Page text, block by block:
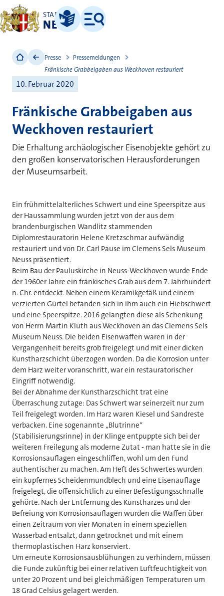
STADT
NEUSS
Leichte Sprache
Menü
Presse
Pressemeldungen
Fränkische Grabbeigaben aus Weckhoven restauriert
10. Februar 2020
Fränkische Grabbeigaben aus
Weckhoven restauriert
Die Erhaltung archäologischer Eisenobjekte gehört zu
den großen konservatorischen Herausforderungen
der Museumsarbeit.
Ein frühmittelalterliches Schwert und eine Speerspitze aus
der Haussammlung wurden jetzt von der aus dem
brandenburgischen Wandlitz stammenden
Diplomrestauratorin Helene Kretzschmar aufwändig
restauriert und von Dr. Carl Pause im Clemens Sels Museum
Neuss präsentiert.
Beim Bau der Pauluskirche in Neuss-Weckhoven wurde Ende
der 1960er Jahre ein fränkisches Grab aus dem 7. Jahrhundert
n. Chr. entdeckt. Neben einem Keramikgefäß und einem
verzierten Gürtel befanden sich in ihm auch ein Hiebschwert
und eine Speerspitze. 2016 gelangten diese als Schenkung
von Herrn Martin Kluth aus Weckhoven an das Clemens Sels
Museum Neuss. Die beiden Eisenwaffen waren in der
Vergangenheit bereits grob freigelegt und mit einer dicken
Kunstharzschicht überzogen worden. Da die Korrosion unter
dem Harz weiter voranschritt, war ein restauratorischer
Eingriff notwendig.
Bei der Abnahme der Kunstharzschicht trat eine
Überraschung zutage: Das Schwert war seinerzeit nur zum
Teil freigelegt worden. Im Harz waren Kiesel und Sandreste
verbacken. Eine sogenannte „Blutrinne“
(Stabilisierungsrinne) in der Klinge entpuppte sich bei der
weiteren Freilegung als moderne Zutat - man hatte sie in die
Korrosionsauflagen eingeschliffen, wohl um den Fund
authentischer zu machen. Am Heft des Schwertes wurden
ein kupfernes Scheidenmundblech und eine Eisenauflage
freigelegt, die offensichtlich zu einer Befestigungsschnalle
gehörte. Nach der Entfernung des Kunstharzes und der
Befreiung von Korrosionsauflagen wurden die Waffen über
einen Zeitraum von vier Monaten in einem speziellen
Wasserbad entsalzt, dann getrocknet und mit einem
thermoplastischen Harz konserviert.
Um erneute Korrosionsausblühungen zu verhindern, müssen
die Funde zukünftig bei einer relativen Luftfeuchtigkeit von
unter 20 Prozent und bei gleichmäßigen Temperaturen um
18 Grad Celsius gelagert werden.